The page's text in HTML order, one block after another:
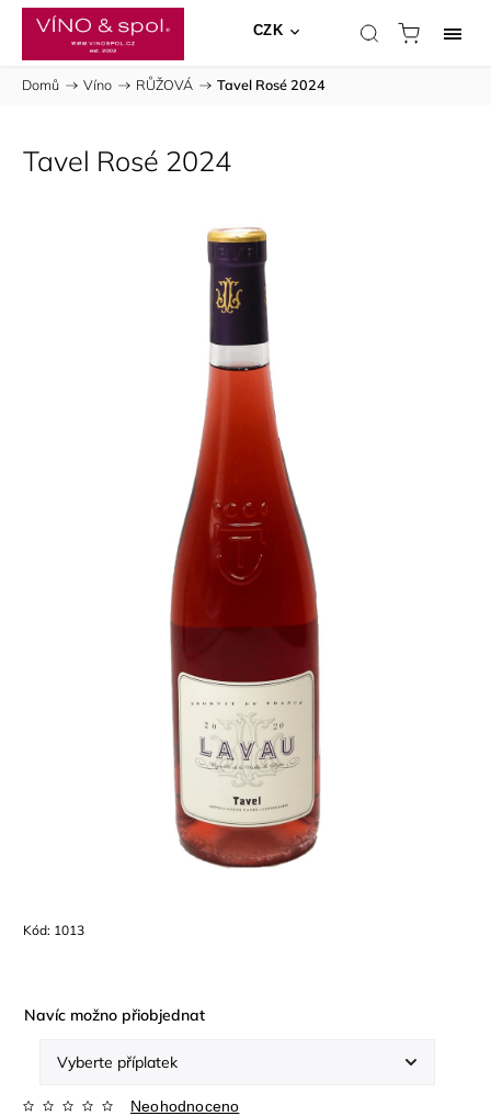
CZK
Domů / Víno / RŮŽOVÁ / Tavel Rosé 2024
Tavel Rosé 2024
Kód: 1013
Navíc možno přiobjednat
Neohodnoceno